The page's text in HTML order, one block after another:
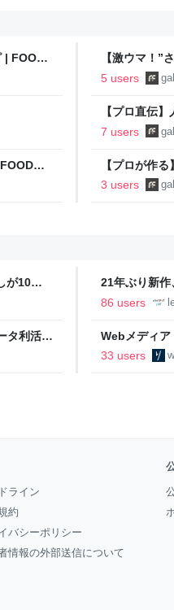
| FOOD
【激ウマ！”
by Chef
5 users
【プロ直伝
ツ | FOOD
7 users
【プロが作
by Chef
3 users
が10年
21年ぶり新
ついて作者に
86 users
タ利活用
Webメディア
ーアイデム
33 users
ライン
約
バシーポリシー
情報の外部送信について